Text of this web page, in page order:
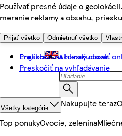
Používať presné údaje o
meranie reklamy a obsahu,
Prijať všetko Odmietnuť všetko
Preskočiť na hlavný obsah
Preskočiť na vyhľadávanie
English Ako nakupovať
Všetky kategórie Nakupujte teraz
Top ponukyOvocie, zelenina